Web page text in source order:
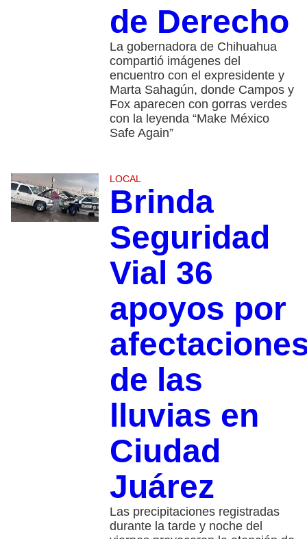
de Derecho
La gobernadora de Chihuahua
compartió imágenes del
encuentro con el expresidente y
Marta Sahagún, donde Campos y
Fox aparecen con gorras verdes
con la leyenda “Make México
Safe Again”
LOCAL
Brinda
Seguridad
Vial 36
apoyos por
de las
lluvias en
Ciudad
Juárez
Las precipitaciones registradas
durante la tarde y noche del